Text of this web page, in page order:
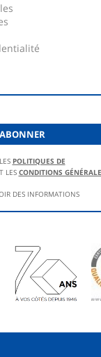
POLITIQUES DE
LES CONDITIONS
DES INFORMATIONS